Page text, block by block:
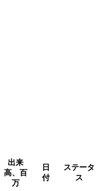
出来
高、百
万
日
付
ステータ
ス